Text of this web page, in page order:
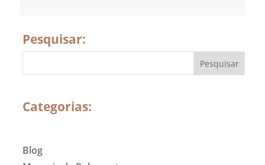
Pesquisar:
Categorias:
Blog